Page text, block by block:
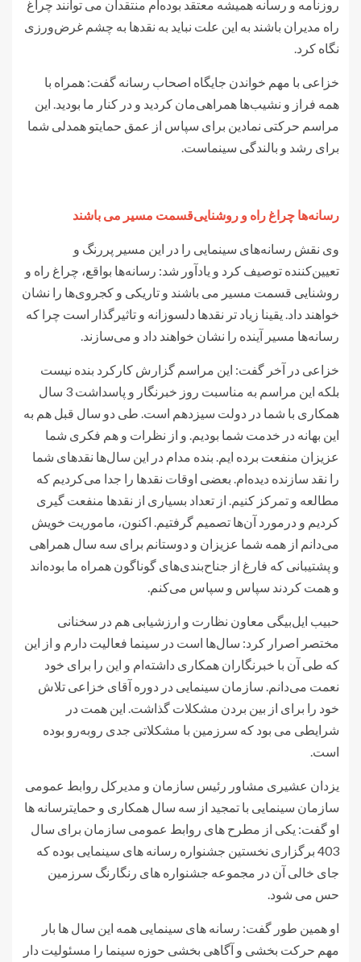
روزنامه و رسانه همیشه معتقد بوده‌ام منتقدان می توانند چراغ
راه مدیران باشند به این علت نباید به نقدها به چشم غرض‌ورزی
نگاه کرد.
خزاعی با مهم خواندن جایگاه اصحاب رسانه گفت: همراه با
همه فراز و نشیب‌ها همراهی‌مان کردید و در کنار ما بودید. این
مراسم حرکتی نمادین برای سپاس از عمق حمایتو همدلی شما
برای رشد و بالندگی سینماست.
رسانه‌ها چراغ راه و روشنایی‌قسمت مسیر می باشند
وی نقش رسانه‌های سینمایی را در این مسیر پررنگ و
تعیین‌کننده توصیف کرد و یادآور شد: رسانه‌ها بواقع، چراغ راه و
روشنایی قسمت مسیر می باشند و تاریکی و کجروی‌ها را نشان
خواهند داد. یقینا زیاد تر نقدها دلسوزانه و تاثیرگذار است چرا که
رسانه‌ها مسیر آینده را نشان خواهند داد و می‌سازند.
خزاعی در آخر گفت: این مراسم گزارش کارکرد بنده نیست
بلکه این مراسم به مناسبت روز خبرنگار و پاسداشت 3 سال
همکاری با شما در دولت سیزدهم است. طی دو سال قبل هم به
این بهانه در خدمت شما بودیم. و از نظرات و هم فکری شما
عزیزان منفعت برده ایم. بنده مدام در این سال‌ها نقدهای شما
را نقد سازنده دیده‌ام. بعضی اوقات نقدها را جدا می‌کردیم که
مطالعه و تمرکز کنیم. از تعداد بسیاری از نقدها منفعت گیری
کردیم و درمورد آن‌ها تصمیم ‌گرفتیم. اکنون، ماموریت خویش
می‎‌دانم از همه شما عزیزان و دوستانم برای سه سال همراهی
و پشتیبانی که فارغ از جناح‌بندی‌های گوناگون همراه ما بوده‌اند
و همت کردند سپاس و سپاس می‌کنم.
حبیب ایل‌بیگی معاون نظارت و ارزشیابی هم در سخنانی
مختصر اصرار کرد: سال‌ها است در سینما فعالیت دارم و از این
که طی آن با خبرنگاران همکاری داشته‌ام و این را برای خود
نعمت می‌دانم. سازمان سینمایی در دوره آقای خزاعی تلاش
خود را برای از بین بردن مشکلات گذاشت. این همت در
شرایطی می بود که سرزمین با مشکلاتی جدی رو‌به‌رو بوده
است.
یزدان عشیری مشاور رئیس سازمان و مدیرکل روابط عمومی
سازمان سینمایی با تمجید از سه سال همکاری و حمایترسانه ها
او گفت: یکی از مطرح های روابط عمومی سازمان برای سال
403 برگزاری نخستین جشنواره رسانه های سینمایی بوده که
جای خالی آن در مجموعه جشنواره های رنگارنگ سرزمین
حس می شود.
او همین طور گفت: رسانه های سینمایی همه این سال ها بار
مهم حرکت بخشی و آگاهی بخشی حوزه سینما را مسئولیت دار